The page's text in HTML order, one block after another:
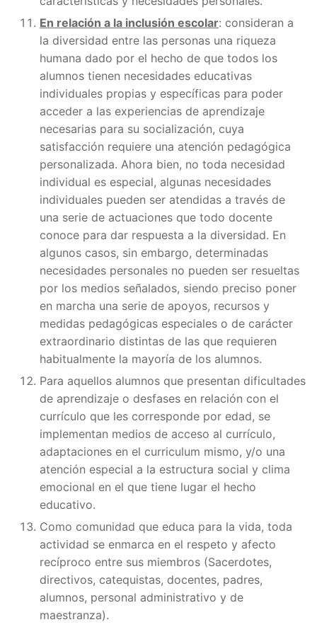
En relación a la inclusión escolar: consideran a
la diversidad entre las personas una riqueza
humana dado por el hecho de que todos los
alumnos tienen necesidades educativas
individuales propias y específicas para poder
acceder a las experiencias de aprendizaje
necesarias para su socialización, cuya
satisfacción requiere una atención pedagógica
personalizada. Ahora bien, no toda necesidad
individual es especial, algunas necesidades
individuales pueden ser atendidas a través de
una serie de actuaciones que todo docente
conoce para dar respuesta a la diversidad. En
algunos casos, sin embargo, determinadas
necesidades personales no pueden ser resueltas
por los medios señalados, siendo preciso poner
en marcha una serie de apoyos, recursos y
medidas pedagógicas especiales o de carácter
extraordinario distintas de las que requieren
habitualmente la mayoría de los alumnos.
Para aquellos alumnos que presentan dificultades
de aprendizaje o desfases en relación con el
currículo que les corresponde por edad, se
implementan medios de acceso al currículo,
adaptaciones en el curriculum mismo, y/o una
atención especial a la estructura social y clima
emocional en el que tiene lugar el hecho
educativo.
Como comunidad que educa para la vida, toda
actividad se enmarca en el respeto y afecto
recíproco entre sus miembros (Sacerdotes,
directivos, catequistas, docentes, padres,
alumnos, personal administrativo y de
maestranza).